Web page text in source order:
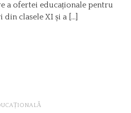
a ofertei educaționale pentru
clasele XI și a […]